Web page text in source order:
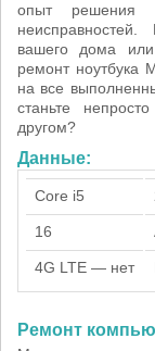
опыт решения
вашего дома
ремонт ноутбука
на все
станьте
другом?
Данные:
Core i5
16
4G LTE — нет
Ремонт